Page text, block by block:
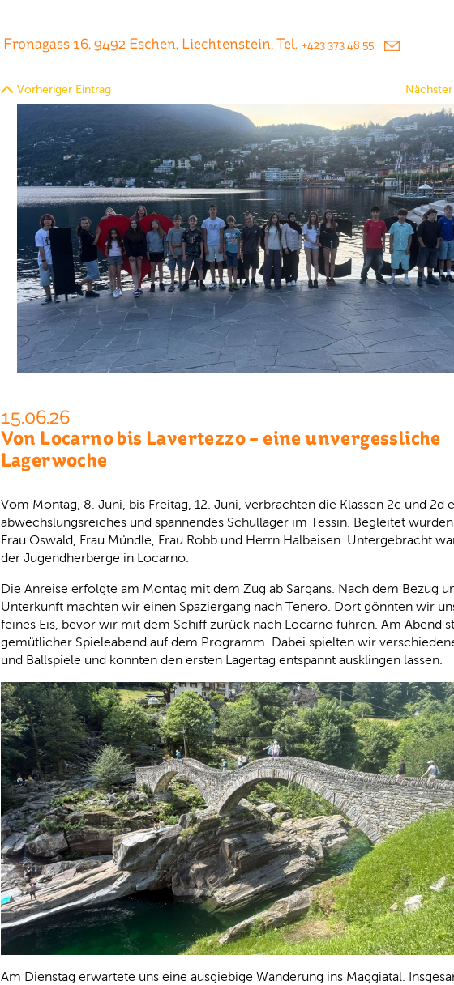
Fronagass 16, 9492 Eschen, Liechtenstein, Tel. +423 373 48 55
Vorheriger Eintrag
15.06.26
Von Locarno bis Lavertezzo – eine unvergessliche
Lagerwoche
Vom Montag, 8. Juni, bis Freitag, 12. Juni, verbrachten die Klassen 2c und 2d
abwechslungsreiches und spannendes Schullager im Tessin. Begleitet
Frau Oswald, Frau Mündle, Frau Robb und Herrn Halbeisen. Untergebracht
der Jugendherberge in Locarno.
Die Anreise erfolgte am Montag mit dem Zug ab Sargans. Nach dem Bezug
Unterkunft machten wir einen Spaziergang nach Tenero. Dort gönnten wir
feines Eis, bevor wir mit dem Schiff zurück nach Locarno fuhren. Am Abend
gemütlicher Spieleabend auf dem Programm. Dabei spielten wir
und Ballspiele und konnten den ersten Lagertag entspannt ausklingen lassen.
Am Dienstag erwartete uns eine ausgiebige Wanderung ins Maggiatal.